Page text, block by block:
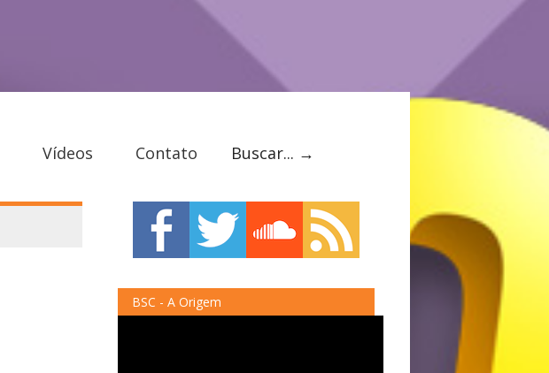
Vídeos Contato Buscar... →
BSC - A Origem